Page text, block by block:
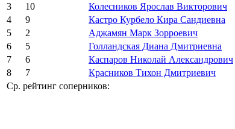
3
10 Колесников Ярослав Викторович
4
9 Кастро Курбело Кира Сандиевна
5
2 Аджамян Марк Зорроевич
6
5 Голландская Диана Дмитриевна
7
6 Каспаров Николай Александрович
8
7 Красников Тихон Дмитриевич
Ср. рейтинг соперников: